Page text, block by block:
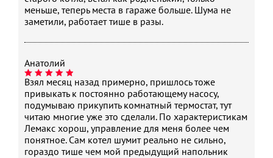
меньше, теперь места в гараже больше. Шума не
заметили, работает тише в разы.
Анатолий
Взял месяц назад примерно, пришлось тоже
привыкать к постоянно работающему насосу,
подумываю прикупить комнатный термостат, тут
читаю многие уже это сделали. По характеристикам
Лемакс хорош, управление для меня более чем
понятное. Сам котел шумит реально не сильно,
гораздо тише чем мой предыдущий напольник